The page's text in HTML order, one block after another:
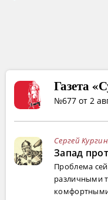
Газета
№677 от 2
Сергей
Запад
Проблема
различными